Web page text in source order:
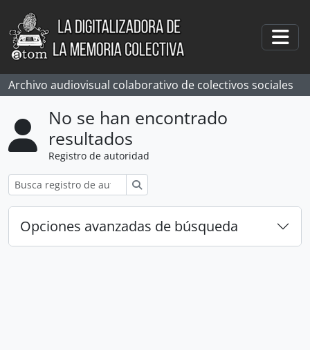
Skip to main content
Archivo audiovisual colaborativo de colectivos sociales
No se han encontrado
resultados
Registro de autoridad
Opciones avanzadas de búsqueda